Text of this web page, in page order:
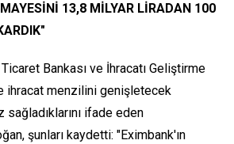
13,8 MİLYAR LİRADAN 100
Bankası ve İhracatı Geliştirme
ihracat menzilini genişletecek
ifade eden
şunları kaydetti: "Eximbank'ın